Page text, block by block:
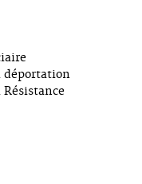
déportation